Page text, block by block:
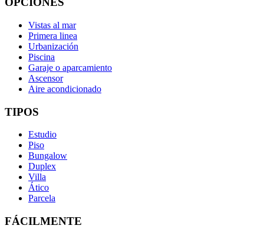
Vistas al mar
Primera linea
Urbanización
Piscina
Garaje o aparcamiento
Ascensor
Aire acondicionado
TIPOS
Estudio
Piso
Bungalow
Duplex
Villa
Ático
Parcela
FÁCILMENTE